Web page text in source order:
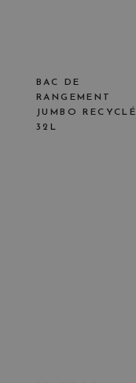
BAC DE
RANGEMENT
JUMBO RECYCLÉ
32L